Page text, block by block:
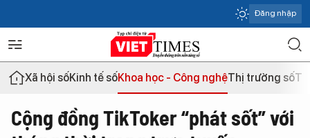
Đăng nhập
Xã hội sốKinh tế sốKhoa học - Công nghệThị trường số
Cộng đồng TikToker “phát sốt” với